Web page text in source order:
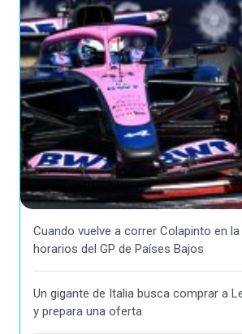
Cuando vuelve a correr Colapinto en la
horarios del GP de Países Bajos
Un gigante de Italia busca comprar a
y prepara una oferta